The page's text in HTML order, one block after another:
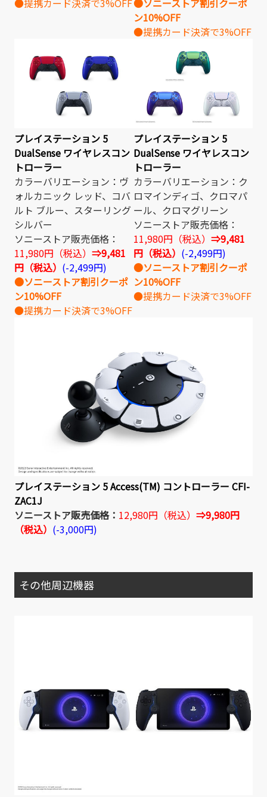
ン10%OFF
●提携カード決済で3%OFF
プレイステーション 5
DualSense ワイヤレスコン
トローラー
カラーバリエーション：ヴ
ォルカニック レッド、コバ
ルト ブルー、スターリング
シルバー
ソニーストア販売価格：
11,980円（税込） ⇒9,481
円（税込） (-2,499円)
●ソニーストア割引クーポ
ン10%OFF
●提携カード決済で3%OFF
プレイステーション 5
DualSense ワイヤレスコン
トローラー
カラーバリエーション：ク
ロマインディゴ、クロマパ
ール、クロマグリーン
ソニーストア販売価格：
11,980円（税込） ⇒9,481
円（税込） (-2,499円)
●ソニーストア割引クーポ
ン10%OFF
●提携カード決済で3%OFF
プレイステーション 5 Access(TM) コントローラー CFI-
ZAC1J
ソニーストア販売価格： 12,980円（税込） ⇒9,980円
（税込） (-3,000円)
その他周辺機器